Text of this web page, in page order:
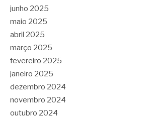
junho 2025
maio 2025
abril 2025
março 2025
fevereiro 2025
janeiro 2025
dezembro 2024
novembro 2024
outubro 2024